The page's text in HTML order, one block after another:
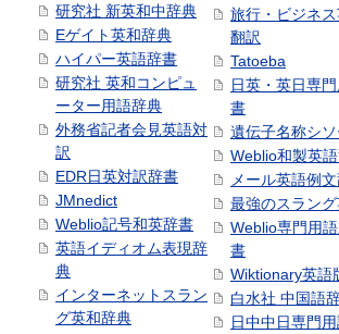
研究社 新英和中辞典
Eゲイト英和辞典
ハイパー英語辞書
研究社 英和コンピュ
ーター用語辞典
外務省記者会見英語対
訳
EDR日英対訳辞書
JMnedict
Weblio記号和英辞書
英語イディオム表現辞
典
インターネットスラン
グ英和辞典
旅行・ビジネ
翻訳
Tatoeba
日英・英日専
書
遺伝子名称シ
Weblio和製英
メール英語例
最強のスラン
Weblio専門用
書
Wiktionary英語
白水社 中国語
日中中日専門